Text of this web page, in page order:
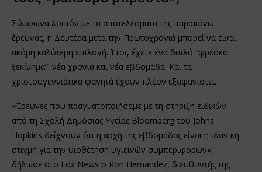
Σύμφωνα λοιπόν με τα αποτελέσματα της παραπάνω
έρευνας, η Δευτέρα μετά την Πρωτοχρονιά μπορεί να είναι
ακόμη καλύτερη επιλογή. Έτσι, έχετε ένα διπλό “φρέσκο
ξεκίνημα”: νέα χρονιά και νέα εβδομάδα. Και τα
χριστουγεννιάτικα φαγητά έχουν πλέον εξαφανιστεί.
«Έρευνες που πραγματοποιήσαμε με τη στήριξη ειδικών
από τη Σχολή Δημόσιας Υγείας Bloomberg του Johns
Hopkins δείχνουν ότι η αρχή της εβδομάδας είναι η ιδανική
στιγμή για την υιοθέτηση υγιεινών συμπεριφορών»,
δήλωσε στο Fox News ο Ron Hernandez, διευθυντής της